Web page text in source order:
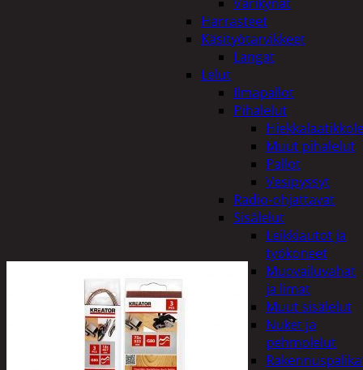
Harrasteet
Käsityötarvikkeet
Langat
Lelut
Ilmapallot
Pihalelut
Muut pihalelut
Pallot
Vesipyssyt
Radio-ohjattavat
Sisälelut
Leikkiautot ja
työkoneet
Muovailuvahat
ja limat
Muut sisälelut
Nuket ja
pehmolelut